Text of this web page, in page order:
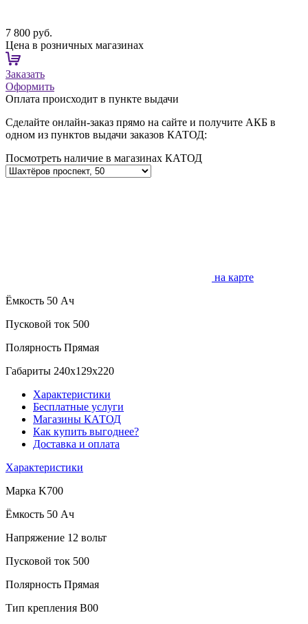
7 800 руб.
Цена в розничных магазинах
Заказать
Оформить
Оплата происходит в пункте выдачи
Сделайте онлайн-заказ прямо на сайте и получите АКБ в
одном из пунктов выдачи заказов КАТОД:
Посмотреть наличие в магазинах КАТОД
на карте
Ёмкость 50 Ач
Пусковой ток 500
Полярность Прямая
Габариты 240x129x220
Характеристики
Бесплатные услуги
Магазины КАТОД
Как купить выгоднее?
Доставка и оплата
Характеристики
Марка K700
Ёмкость 50 Ач
Напряжение 12 вольт
Пусковой ток 500
Полярность Прямая
Тип крепления B00